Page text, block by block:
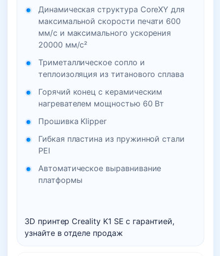
Динамическая структура CoreXY для
максимальной скорости печати 600
мм/с и максимального ускорения
20000 мм/с²
Триметаллическое сопло и
теплоизоляция из титанового сплава
Горячий конец с керамическим
нагревателем мощностью 60 Вт
Прошивка Klipper
Гибкая пластина из пружинной стали
PEI
Автоматическое выравнивание
платформы
3D принтер Creality K1 SE с гарантией,
узнайте в отделе продаж